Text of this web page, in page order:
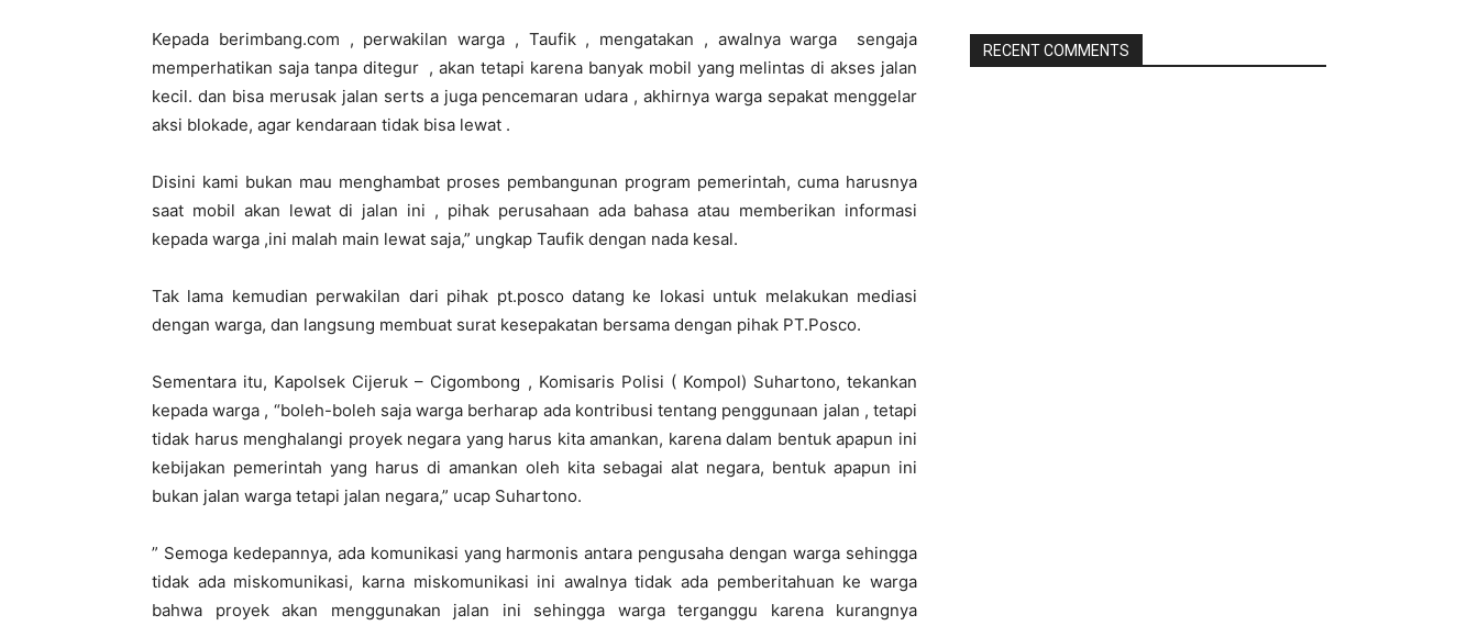
Kepada berimbang.com , perwakilan warga , Taufik , mengatakan , awalnya warga sengaja
memperhatikan saja tanpa ditegur , akan tetapi karena banyak mobil yang melintas di akses jalan
kecil. dan bisa merusak jalan serts a juga pencemaran udara , akhirnya warga sepakat menggelar
aksi blokade, agar kendaraan tidak bisa lewat .
Disini kami bukan mau menghambat proses pembangunan program pemerintah, cuma harusnya
saat mobil akan lewat di jalan ini , pihak perusahaan ada bahasa atau memberikan informasi
kepada warga ,ini malah main lewat saja,” ungkap Taufik dengan nada kesal.
Tak lama kemudian perwakilan dari pihak pt.posco datang ke lokasi untuk melakukan mediasi
dengan warga, dan langsung membuat surat kesepakatan bersama dengan pihak PT.Posco.
Sementara itu, Kapolsek Cijeruk – Cigombong , Komisaris Polisi ( Kompol) Suhartono, tekankan
kepada warga , “boleh-boleh saja warga berharap ada kontribusi tentang penggunaan jalan , tetapi
tidak harus menghalangi proyek negara yang harus kita amankan, karena dalam bentuk apapun ini
kebijakan pemerintah yang harus di amankan oleh kita sebagai alat negara, bentuk apapun ini
bukan jalan warga tetapi jalan negara,” ucap Suhartono.
” Semoga kedepannya, ada komunikasi yang harmonis antara pengusaha dengan warga sehingga
tidak ada miskomunikasi, karna miskomunikasi ini awalnya tidak ada pemberitahuan ke warga
bahwa proyek akan menggunakan jalan ini sehingga warga terganggu karena kurangnya
RECENT COMMENTS